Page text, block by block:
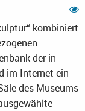
kombiniert
der in
im Internet ein
des Museums